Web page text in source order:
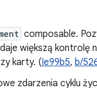
composable.
większą kontrolę
karty. (Ie99b5, b/
zdarzenia cyklu